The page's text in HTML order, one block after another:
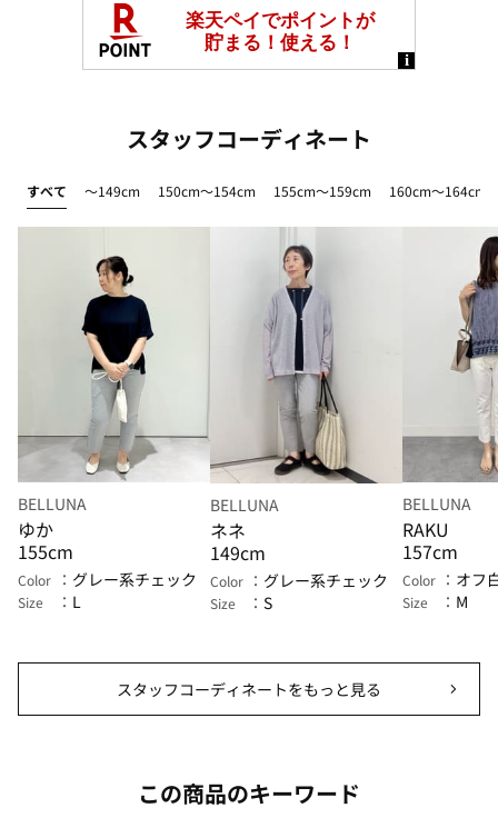
スタッフコーディネート
すべて ～149cm 150cm～154cm 155cm～159cm 160cm～164cm
BELLUNA
ゆか
155cm
Color グレー系チェック
Size L
BELLUNA
ネネ
149cm
Color グレー系チェック
Size S
BELLUNA
RAKU
157cm
Color オフ
Size M
スタッフコーディネートをもっと見る
この商品のキーワード